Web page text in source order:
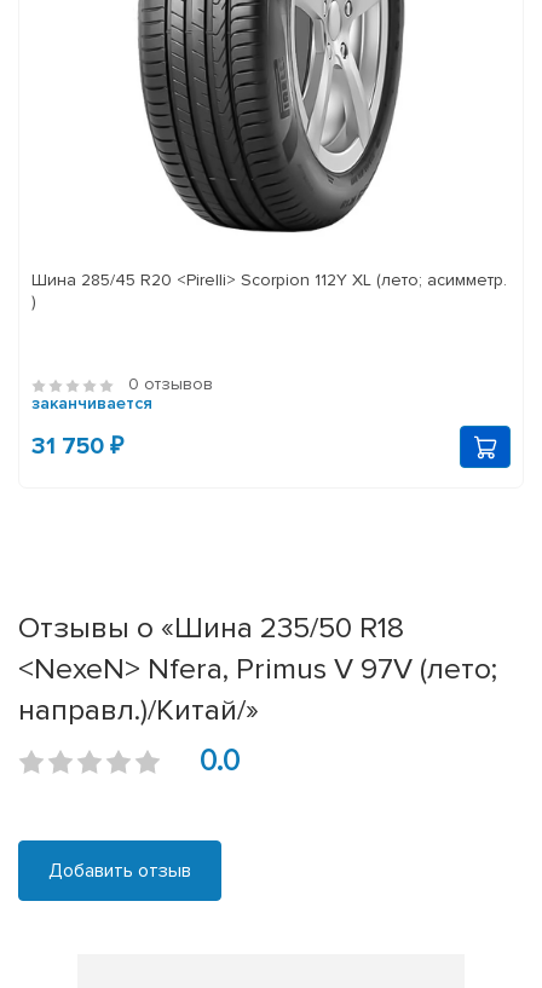
Шина 285/45 R20 <Pirelli> Scorpion 112Y XL (лето; асимметр.
)
0 отзывов
заканчивается
31 750 ₽
Отзывы о «Шина 235/50 R18
<NexeN> Nfera, Primus V 97V (лето;
направл.)/Китай/»
0.0
Добавить отзыв